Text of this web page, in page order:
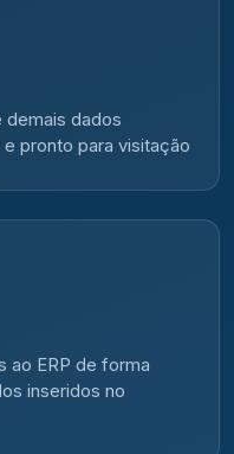
demais dados
pronto para visitação
ao ERP de forma
inseridos no